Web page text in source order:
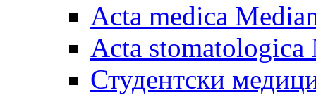
Acta medica
Acta stomatologica
Студентски